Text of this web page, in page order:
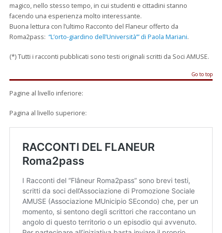
magico, nello stesso tempo, in cui studenti e cittadini stanno
facendo una esperienza molto interessante.
Buona lettura con l’ultimo Racconto del Flaneur offerto da
Roma2pass: “L’orto-giardino dell’Università’” di Paola Mariani.
(*) Tutti i racconti pubblicati sono testi originali scritti da Soci AMUSE.
Go to top
Pagine al livello inferiore:
Pagina al livello superiore: